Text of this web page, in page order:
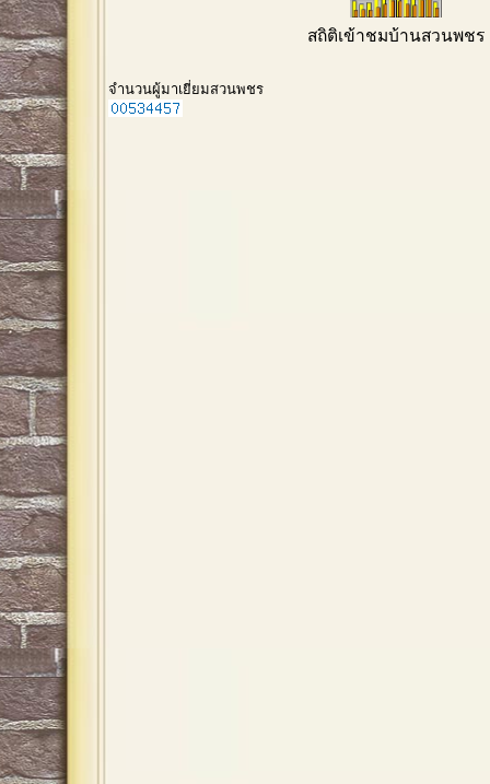
สถิติเข้าชมบ้านสวนพชร
จำนวนผู้มาเยี่ยมสวนพชร